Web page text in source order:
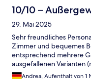
10/10 –
29. Mai 2025
Sehr freundliches
Zimmer und bequemes
entsprechend mehrere
ausgefallenen Varianten
Andrea, Aufenthalt von 1